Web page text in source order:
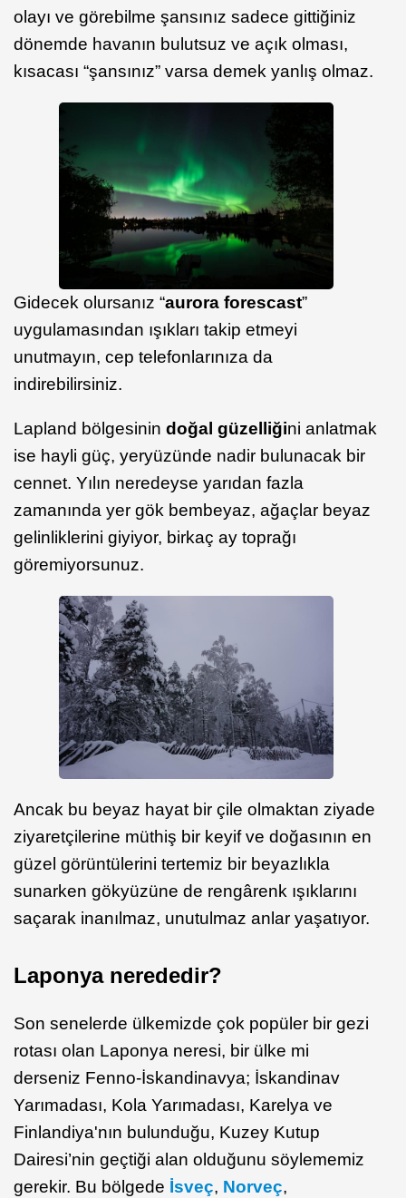
olayı ve görebilme şansınız sadece gittiğiniz
dönemde havanın bulutsuz ve açık olması,
kısacası “şansınız” varsa demek yanlış olmaz.
Gidecek olursanız “aurora forescast”
uygulamasından ışıkları takip etmeyi
unutmayın, cep telefonlarınıza da
indirebilirsiniz.
Lapland bölgesinin doğal güzelliğini anlatmak
ise hayli güç, yeryüzünde nadir bulunacak bir
cennet. Yılın neredeyse yarıdan fazla
zamanında yer gök bembeyaz, ağaçlar beyaz
gelinliklerini giyiyor, birkaç ay toprağı
göremiyorsunuz.
Ancak bu beyaz hayat bir çile olmaktan ziyade
ziyaretçilerine müthiş bir keyif ve doğasının en
güzel görüntülerini tertemiz bir beyazlıkla
sunarken gökyüzüne de rengârenk ışıklarını
saçarak inanılmaz, unutulmaz anlar yaşatıyor.
Laponya nerededir?
Son senelerde ülkemizde çok popüler bir gezi
rotası olan Laponya neresi, bir ülke mi
derseniz Fenno-İskandinavya; İskandinav
Yarımadası, Kola Yarımadası, Karelya ve
Finlandiya'nın bulunduğu, Kuzey Kutup
Dairesi’nin geçtiği alan olduğunu söylememiz
gerekir. Bu bölgede İsveç, Norveç,